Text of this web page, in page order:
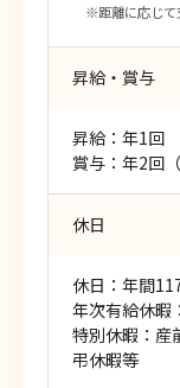
※距離に応じて
昇給・賞与
昇給：年1回
賞与：年2回
休日
休日：年間
年次有給休暇
特別休暇：産
弔休暇等